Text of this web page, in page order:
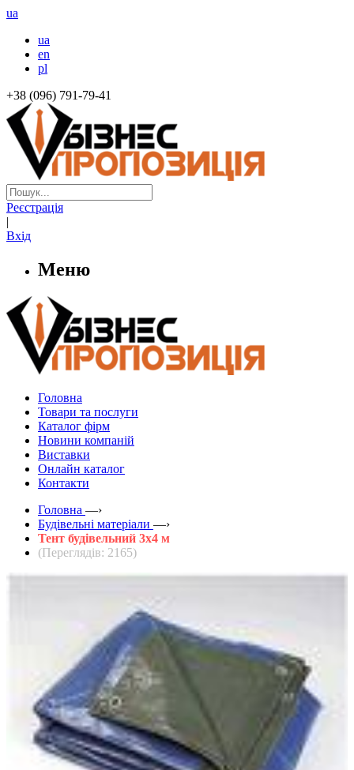
ua
ua
en
pl
+38 (096) 791-79-41
Реєстрація
|
Вхід
Меню
Головна
Товари та послуги
Каталог фірм
Новини компаній
Виставки
Онлайн каталог
Контакти
Головна —›
Будівельні матеріали —›
Тент будівельний 3х4 м
(Переглядів: 2165)